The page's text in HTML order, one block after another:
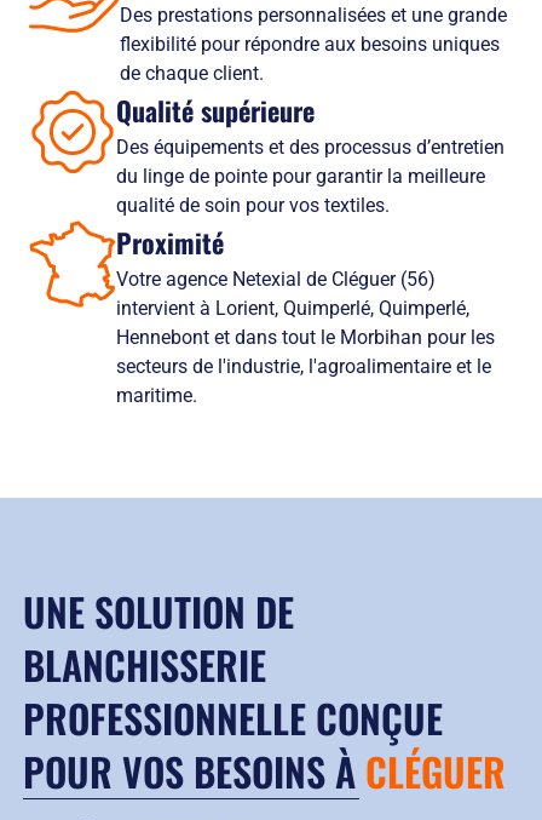
Des prestations personnalisées et une grande
flexibilité pour répondre aux besoins uniques
de chaque client.
Qualité supérieure
Des équipements et des processus d’entretien
du linge de pointe pour garantir la meilleure
qualité de soin pour vos textiles.
Proximité
Votre agence Netexial de Cléguer (56)
intervient à Lorient, Quimperlé, Quimperlé,
Hennebont et dans tout le Morbihan pour les
secteurs de l'industrie, l'agroalimentaire et le
maritime.
UNE SOLUTION DE
BLANCHISSERIE
PROFESSIONNELLE CONÇUE
POUR VOS BESOINS ÀCLÉGUER